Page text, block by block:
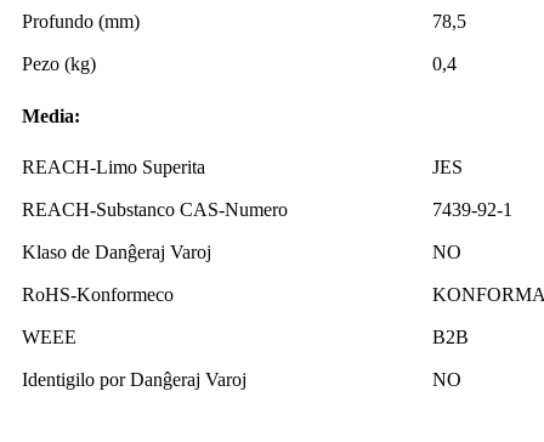
Profundo (mm) 78,5
Pezo (kg) 0,4
Media:
REACH-Limo ​​Superita JES
REACH-Substanco CAS-Numero 7439-92-1
Klaso de Danĝeraj Varoj NO
RoHS-Konformeco
WEEE B2B
Identigilo por Danĝeraj Varoj NO